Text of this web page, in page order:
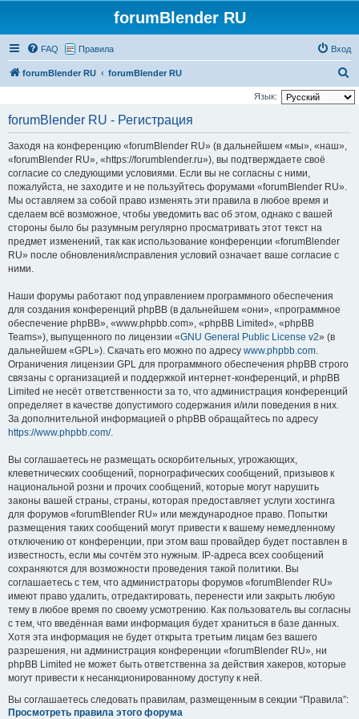
forumBlender RU
FAQ Правила Вход
forumBlender RU forumBlender RU
о
Язык:
forumBlender RU - Регистрация
Заходя на конференцию «forumBlender RU» (в дальнейшем «мы», «наш»,
«forumBlender RU», «https://forumblender.ru»), вы подтверждаете своё
согласие со следующими условиями. Если вы не согласны с ними,
пожалуйста, не заходите и не пользуйтесь форумами «forumBlender RU».
Мы оставляем за собой право изменять эти правила в любое время и
сделаем всё возможное, чтобы уведомить вас об этом, однако с вашей
стороны было бы разумным регулярно просматривать этот текст на
предмет изменений, так как использование конференции «forumBlender
RU» после обновления/исправления условий означает ваше согласие с
ними.
Наши форумы работают под управлением программного обеспечения
для создания конференций phpBB (в дальнейшем «они», «программное
обеспечение phpBB», «www.phpbb.com», «phpBB Limited», «phpBB
Teams»), выпущенного по лицензии «GNU General Public License v2» (в
дальнейшем «GPL»). Скачать его можно по адресу www.phpbb.com.
Ограничения лицензии GPL для программного обеспечения phpBB строго
связаны с организацией и поддержкой интернет-конференций, и phpBB
Limited не несёт ответственности за то, что администрация конференций
определяет в качестве допустимого содержания и/или поведения в них.
За дополнительной информацией о phpBB обращайтесь по адресу
https://www.phpbb.com/.
Вы соглашаетесь не размещать оскорбительных, угрожающих,
клеветнических сообщений, порнографических сообщений, призывов к
национальной розни и прочих сообщений, которые могут нарушить
законы вашей страны, страны, которая предоставляет услуги хостинга
для форумов «forumBlender RU» или международное право. Попытки
размещения таких сообщений могут привести к вашему немедленному
отключению от конференции, при этом ваш провайдер будет поставлен в
известность, если мы сочтём это нужным. IP-адреса всех сообщений
сохраняются для возможности проведения такой политики. Вы
соглашаетесь с тем, что администраторы форумов «forumBlender RU»
имеют право удалить, отредактировать, перенести или закрыть любую
тему в любое время по своему усмотрению. Как пользователь вы согласны
с тем, что введённая вами информация будет храниться в базе данных.
Хотя эта информация не будет открыта третьим лицам без вашего
разрешения, ни администрация конференции «forumBlender RU», ни
phpBB Limited не может быть ответственна за действия хакеров, которые
могут привести к несанкционированному доступу к ней.
Вы соглашаетесь следовать правилам, размещенным в секции “Правила”:
Просмотреть правила этого форума